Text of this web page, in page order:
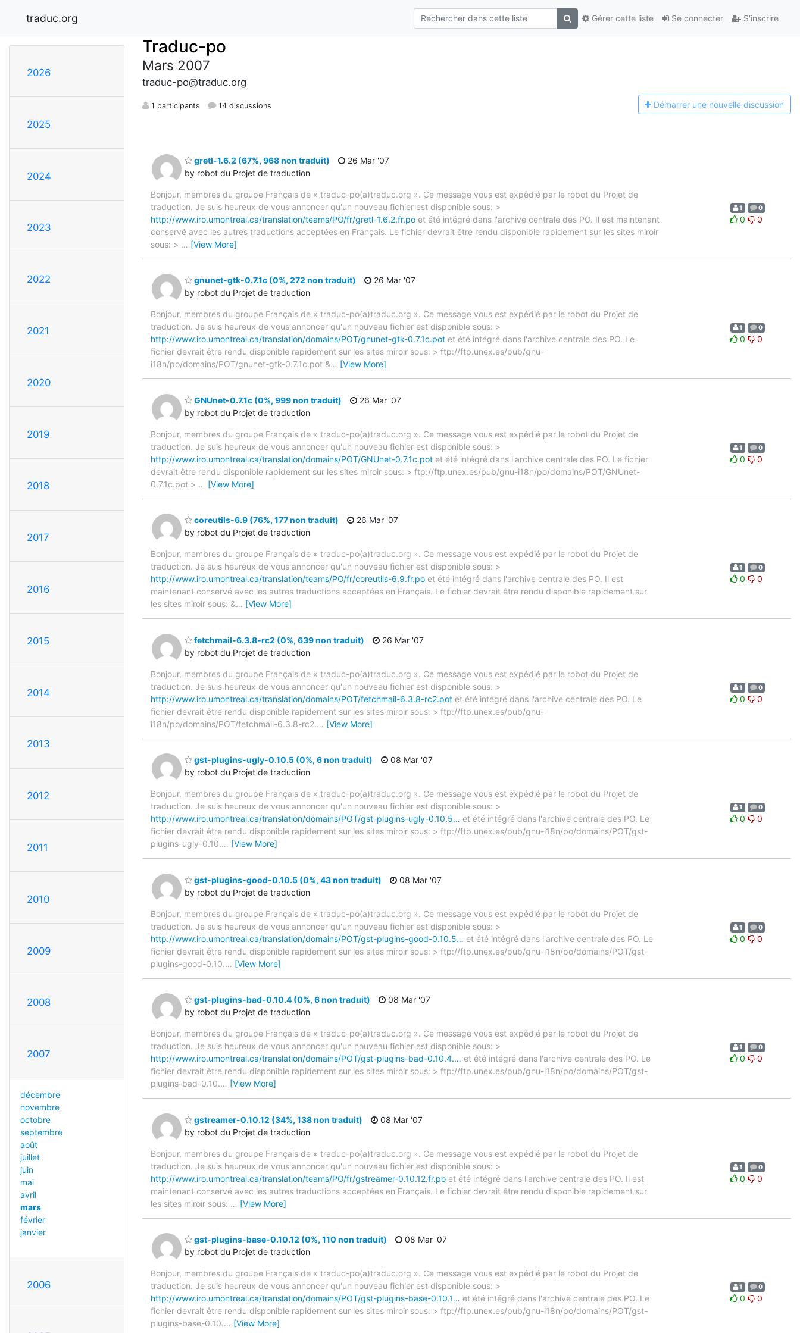
traduc.org Se connecter S'inscrire
Gérer cette liste
2026
2025
2024
2023
2022
2021
2020
2019
2018
2017
2016
2015
2014
2013
2012
2011
2010
2009
2008
2007
décembre
novembre
octobre
septembre
août
juillet
juin
mai
avril
mars
février
janvier
2006
Traduc-po
Mars 2007
traduc-po@traduc.org
1 participants 14 discussions Démarrer une nouvelle discussion
gretl-1.6.2 (67%, 968 non traduit)
by robot du Projet de traduction
26 Mar '07
Bonjour, membres du groupe Français de « traduc-po(a)traduc.org ». Ce message vous est expédié par le robot du Projet de
traduction. Je suis heureux de vous annoncer qu'un nouveau fichier est disponible sous: >
http://www.iro.umontreal.ca/translation/teams/PO/fr/gretl-1.6.2.fr.po et été intégré dans l'archive centrale des PO. Il est maintenant
conservé avec les autres traductions acceptées en Français. Le fichier devrait être rendu disponible rapidement sur les sites miroir
sous: > … [View More]
1 0
0 0
gnunet-gtk-0.7.1c (0%, 272 non traduit)
by robot du Projet de traduction
26 Mar '07
Bonjour, membres du groupe Français de « traduc-po(a)traduc.org ». Ce message vous est expédié par le robot du Projet de
traduction. Je suis heureux de vous annoncer qu'un nouveau fichier est disponible sous: >
http://www.iro.umontreal.ca/translation/domains/POT/gnunet-gtk-0.7.1c.pot et été intégré dans l'archive centrale des PO. Le
fichier devrait être rendu disponible rapidement sur les sites miroir sous: > ftp://ftp.unex.es/pub/gnu-
i18n/po/domains/POT/gnunet-gtk-0.7.1c.pot &… [View More]
1 0
0 0
GNUnet-0.7.1c (0%, 999 non traduit)
by robot du Projet de traduction
26 Mar '07
Bonjour, membres du groupe Français de « traduc-po(a)traduc.org ». Ce message vous est expédié par le robot du Projet de
traduction. Je suis heureux de vous annoncer qu'un nouveau fichier est disponible sous: >
http://www.iro.umontreal.ca/translation/domains/POT/GNUnet-0.7.1c.pot et été intégré dans l'archive centrale des PO. Le fichier
devrait être rendu disponible rapidement sur les sites miroir sous: > ftp://ftp.unex.es/pub/gnu-i18n/po/domains/POT/GNUnet-
0.7.1c.pot > … [View More]
1 0
0 0
coreutils-6.9 (76%, 177 non traduit)
by robot du Projet de traduction
26 Mar '07
Bonjour, membres du groupe Français de « traduc-po(a)traduc.org ». Ce message vous est expédié par le robot du Projet de
traduction. Je suis heureux de vous annoncer qu'un nouveau fichier est disponible sous: >
http://www.iro.umontreal.ca/translation/teams/PO/fr/coreutils-6.9.fr.po et été intégré dans l'archive centrale des PO. Il est
maintenant conservé avec les autres traductions acceptées en Français. Le fichier devrait être rendu disponible rapidement sur
les sites miroir sous: &… [View More]
1 0
0 0
fetchmail-6.3.8-rc2 (0%, 639 non traduit)
by robot du Projet de traduction
26 Mar '07
Bonjour, membres du groupe Français de « traduc-po(a)traduc.org ». Ce message vous est expédié par le robot du Projet de
traduction. Je suis heureux de vous annoncer qu'un nouveau fichier est disponible sous: >
http://www.iro.umontreal.ca/translation/domains/POT/fetchmail-6.3.8-rc2.pot et été intégré dans l'archive centrale des PO. Le
fichier devrait être rendu disponible rapidement sur les sites miroir sous: > ftp://ftp.unex.es/pub/gnu-
i18n/po/domains/POT/fetchmail-6.3.8-rc2.… [View More]
1 0
0 0
gst-plugins-ugly-0.10.5 (0%, 6 non traduit)
by robot du Projet de traduction
08 Mar '07
Bonjour, membres du groupe Français de « traduc-po(a)traduc.org ». Ce message vous est expédié par le robot du Projet de
traduction. Je suis heureux de vous annoncer qu'un nouveau fichier est disponible sous: >
http://www.iro.umontreal.ca/translation/domains/POT/gst-plugins-ugly-0.10.5… et été intégré dans l'archive centrale des PO. Le
fichier devrait être rendu disponible rapidement sur les sites miroir sous: > ftp://ftp.unex.es/pub/gnu-i18n/po/domains/POT/gst-
plugins-ugly-0.10.… [View More]
1 0
0 0
gst-plugins-good-0.10.5 (0%, 43 non traduit)
by robot du Projet de traduction
08 Mar '07
Bonjour, membres du groupe Français de « traduc-po(a)traduc.org ». Ce message vous est expédié par le robot du Projet de
traduction. Je suis heureux de vous annoncer qu'un nouveau fichier est disponible sous: >
http://www.iro.umontreal.ca/translation/domains/POT/gst-plugins-good-0.10.5… et été intégré dans l'archive centrale des PO. Le
fichier devrait être rendu disponible rapidement sur les sites miroir sous: > ftp://ftp.unex.es/pub/gnu-i18n/po/domains/POT/gst-
plugins-good-0.10.… [View More]
1 0
0 0
gst-plugins-bad-0.10.4 (0%, 6 non traduit)
by robot du Projet de traduction
08 Mar '07
Bonjour, membres du groupe Français de « traduc-po(a)traduc.org ». Ce message vous est expédié par le robot du Projet de
traduction. Je suis heureux de vous annoncer qu'un nouveau fichier est disponible sous: >
http://www.iro.umontreal.ca/translation/domains/POT/gst-plugins-bad-0.10.4.… et été intégré dans l'archive centrale des PO. Le
fichier devrait être rendu disponible rapidement sur les sites miroir sous: > ftp://ftp.unex.es/pub/gnu-i18n/po/domains/POT/gst-
plugins-bad-0.10.… [View More]
1 0
0 0
gstreamer-0.10.12 (34%, 138 non traduit)
by robot du Projet de traduction
08 Mar '07
Bonjour, membres du groupe Français de « traduc-po(a)traduc.org ». Ce message vous est expédié par le robot du Projet de
traduction. Je suis heureux de vous annoncer qu'un nouveau fichier est disponible sous: >
http://www.iro.umontreal.ca/translation/teams/PO/fr/gstreamer-0.10.12.fr.po et été intégré dans l'archive centrale des PO. Il est
maintenant conservé avec les autres traductions acceptées en Français. Le fichier devrait être rendu disponible rapidement sur
les sites miroir sous: … [View More]
1 0
0 0
gst-plugins-base-0.10.12 (0%, 110 non traduit)
by robot du Projet de traduction
08 Mar '07
Bonjour, membres du groupe Français de « traduc-po(a)traduc.org ». Ce message vous est expédié par le robot du Projet de
traduction. Je suis heureux de vous annoncer qu'un nouveau fichier est disponible sous: >
http://www.iro.umontreal.ca/translation/domains/POT/gst-plugins-base-0.10.1… et été intégré dans l'archive centrale des PO. Le
fichier devrait être rendu disponible rapidement sur les sites miroir sous: > ftp://ftp.unex.es/pub/gnu-i18n/po/domains/POT/gst-
plugins-base-0.10.… [View More]
1 0
0 0